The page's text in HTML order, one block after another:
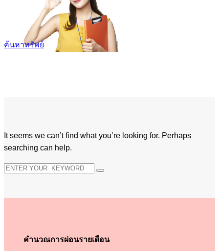
ค้นหาทรัพย์
It seems we can’t find what you’re looking for. Perhaps
searching can help.
คำนวณการผ่อนรายเดือน